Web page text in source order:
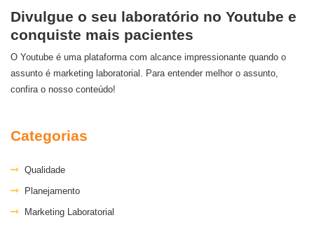
Divulgue o seu laboratório no Youtube e
conquiste mais pacientes
O Youtube é uma plataforma com alcance impressionante quando o
assunto é marketing laboratorial. Para entender melhor o assunto,
confira o nosso conteúdo!
Categorias
Qualidade
Planejamento
Marketing Laboratorial